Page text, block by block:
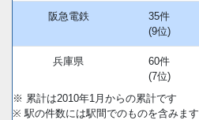
阪急電鉄
35件
(9位)
兵庫県
60件
(7位)
※ 累計は2010年1月からの累計です
※ 駅の件数には駅間でのものを含みます